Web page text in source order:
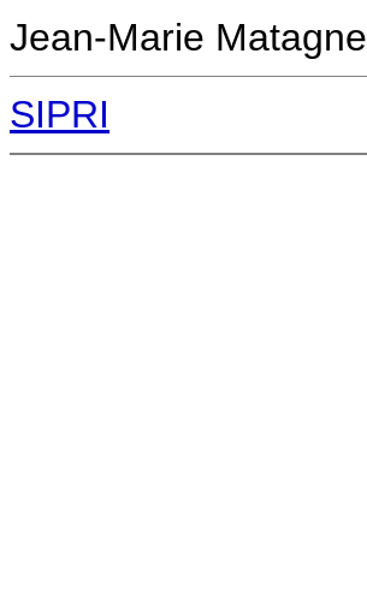
Jean-Marie Matagne
SIPRI